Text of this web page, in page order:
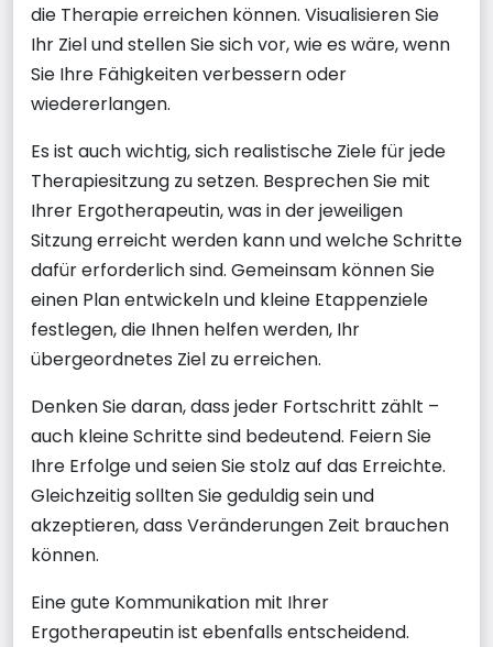
die Therapie erreichen können. Visualisieren Sie
Ihr Ziel und stellen Sie sich vor, wie es wäre, wenn
Sie Ihre Fähigkeiten verbessern oder
wiedererlangen.
Es ist auch wichtig, sich realistische Ziele für jede
Therapiesitzung zu setzen. Besprechen Sie mit
Ihrer Ergotherapeutin, was in der jeweiligen
Sitzung erreicht werden kann und welche Schritte
dafür erforderlich sind. Gemeinsam können Sie
einen Plan entwickeln und kleine Etappenziele
festlegen, die Ihnen helfen werden, Ihr
übergeordnetes Ziel zu erreichen.
Denken Sie daran, dass jeder Fortschritt zählt –
auch kleine Schritte sind bedeutend. Feiern Sie
Ihre Erfolge und seien Sie stolz auf das Erreichte.
Gleichzeitig sollten Sie geduldig sein und
akzeptieren, dass Veränderungen Zeit brauchen
können.
Eine gute Kommunikation mit Ihrer
Ergotherapeutin ist ebenfalls entscheidend.